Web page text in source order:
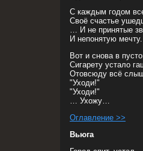
С каждым годом
Своё счастье
… И не принятые
И непонятую
Вот и снова в
Сигарету устало
Отовсюду всё
"Уходи!"
"Уходи!"
… Ухожу…
Оглавление >>
Вьюга